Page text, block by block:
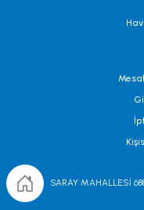
SARAY MAHALLESİ